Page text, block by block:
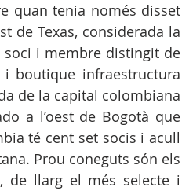
quan tenia només disset
de Texas, considerada la
soci i membre distingit de
boutique infraestructura
de la capital colombiana
a l’oest de Bogotà que
té cent set socis i acull
Prou coneguts són els
de llarg el més selecte i